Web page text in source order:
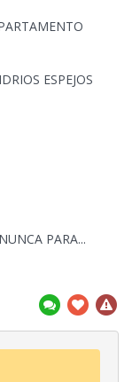
ESPEJOS
PARA...